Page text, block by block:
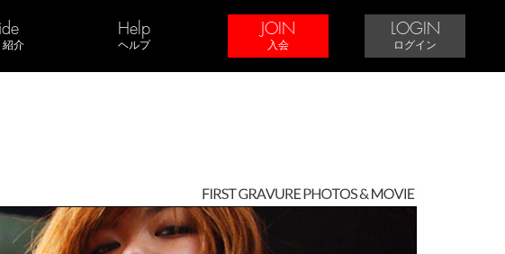
紹介
Help
ヘルプ
JOIN
入会
LOGIN
ログイン